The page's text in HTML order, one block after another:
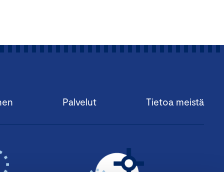
erottumaan
Palvelut Tietoa meistä